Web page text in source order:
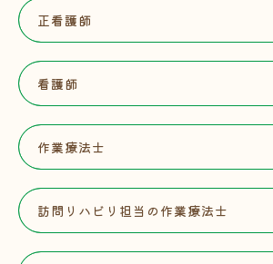
正看護師
看護師
作業療法士
訪問リハビリ担当の作業療法士